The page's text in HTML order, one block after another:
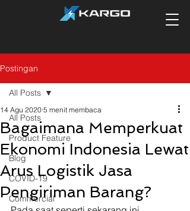
Postingan
All Posts
Product Feature
Blog
COVID-19
Commercial
All Posts
Bagaimana Memperkuat
Ekonomi Indonesia Lewat
Arus Logistik Jasa
Pengiriman Barang?
14 Agu 2020 5 menit membaca